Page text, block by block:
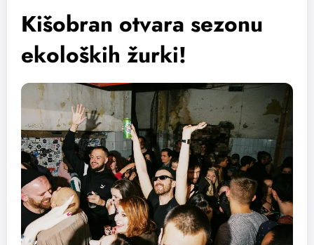
Kišobran otvara sezonu
ekoloških žurki!